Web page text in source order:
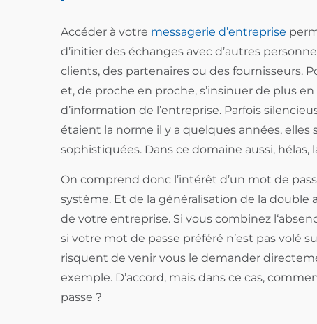
Accéder à votre messagerie d’entreprise
d’initier des échanges avec d’autres
clients, des partenaires ou des fournisseurs.
et, de proche en proche, s’insinuer de plus
d’information de l’entreprise. Parfois
étaient la norme il y a quelques années,
sophistiquées. Dans ce domaine aussi,
On comprend donc l’intérêt d’un mot de
système. Et de la généralisation de la
de votre entreprise. Si vous combinez
si votre mot de passe préféré n’est pas volé
risquent de venir vous le demander
exemple. D’accord, mais dans ce cas,
passe ?